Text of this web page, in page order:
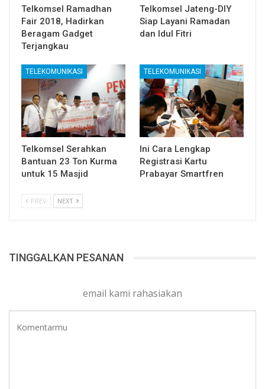
Telkomsel Ramadhan
Fair 2018, Hadirkan
Beragam Gadget
Terjangkau
Telkomsel Jateng-DIY
Siap Layani Ramadan
dan Idul Fitri
TELEKOMUNIKASI
Telkomsel Serahkan
Bantuan 23 Ton Kurma
untuk 15 Masjid
TELEKOMUNIKASI
Ini Cara Lengkap
Registrasi Kartu
Prabayar Smartfren
PREV NEXT
TINGGALKAN PESANAN
email kami rahasiakan